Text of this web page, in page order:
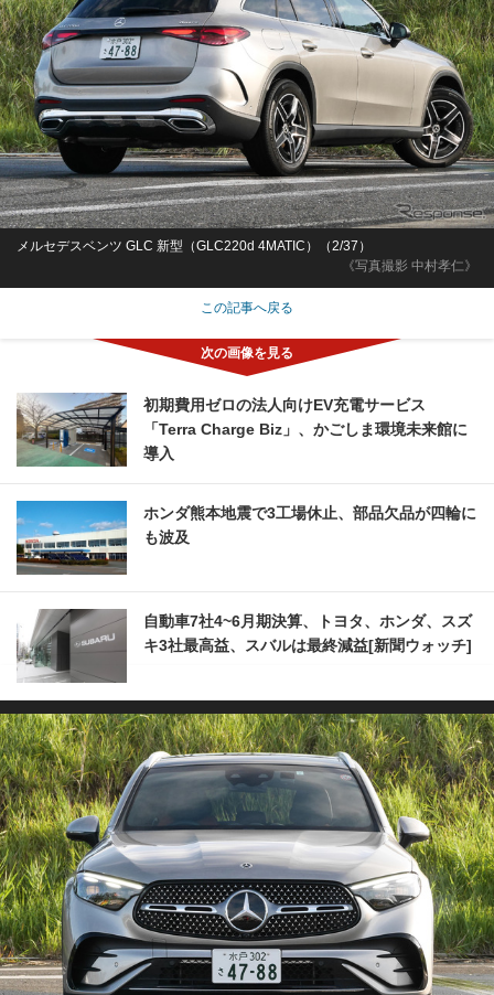
《写真撮影 中村孝仁》
メルセデスベンツ GLC 新型（GLC220d 4MATIC）（2/37）
この記事へ戻る
初期費用ゼロの法人向けEV充電サービス
「Terra Charge Biz」、かごしま環境未来館に
導入
ホンダ熊本地震で3工場休止、部品欠品が四輪に
も波及
自動車7社4~6月期決算、トヨタ、ホンダ、スズ
キ3社最高益、スバルは最終減益[新聞ウォッチ]